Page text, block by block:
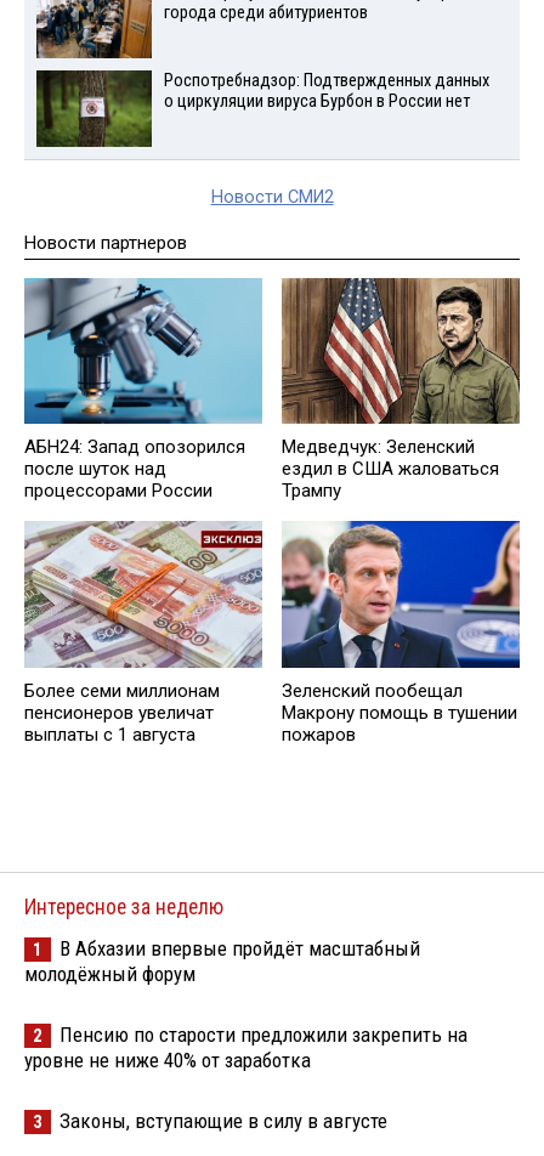
города среди абитуриентов
Роспотребнадзор: Подтвержденных данных
о циркуляции вируса Бурбон в России нет
Новости СМИ2
Новости партнеров
АБН24: Запад опозорился
после шуток над
процессорами России
Медведчук: Зеленский
ездил в США жаловаться
Трампу
Более семи миллионам
пенсионеров увеличат
выплаты с 1 августа
Зеленский пообещал
Макрону помощь в тушении
пожаров
Интересное за неделю
1
В Абхазии впервые пройдёт масштабный
молодёжный форум
2
Пенсию по старости предложили закрепить на
уровне не ниже 40% от заработка
3 Законы, вступающие в силу в августе